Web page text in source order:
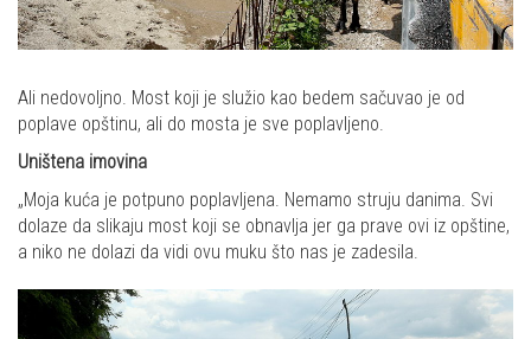
Ali nedovoljno. Most koji je služio kao bedem sačuvao je od
poplave opštinu, ali do mosta je sve poplavljeno.
Uništena imovina
„Moja kuća je potpuno poplavljena. Nemamo struju danima. Svi
dolaze da slikaju most koji se obnavlja jer ga prave ovi iz opštine,
a niko ne dolazi da vidi ovu muku što nas je zadesila.